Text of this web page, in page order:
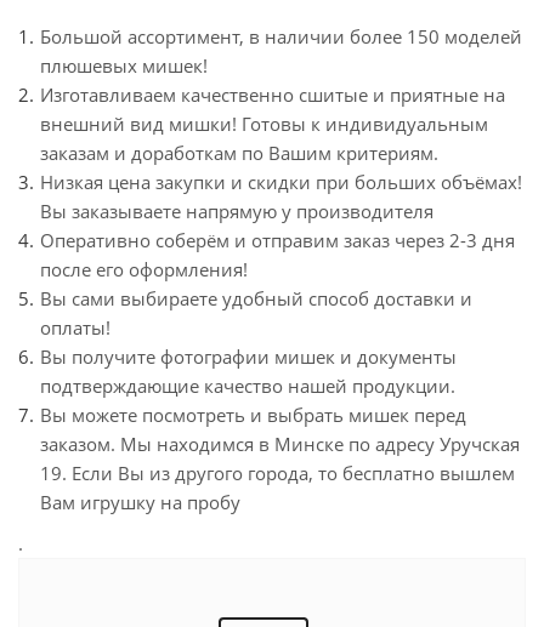
Большой ассортимент, в наличии более 150 моделей
плюшевых мишек!
Изготавливаем качественно сшитые и приятные на
внешний вид мишки! Готовы к индивидуальным
заказам и доработкам по Вашим критериям.
Низкая цена закупки и скидки при больших объёмах!
Вы заказываете напрямую у производителя
Оперативно соберём и отправим заказ через 2-3 дня
после его оформления!
Вы сами выбираете удобный способ доставки и
оплаты!
Вы получите фотографии мишек и документы
подтверждающие качество нашей продукции.
Вы можете посмотреть и выбрать мишек перед
заказом. Мы находимся в Минске по адресу Уручская
19. Если Вы из другого города, то бесплатно вышлем
Вам игрушку на пробу
.